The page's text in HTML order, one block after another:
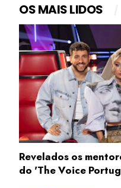
OS MAIS LIDOS
Revelados os
do 'The Voice